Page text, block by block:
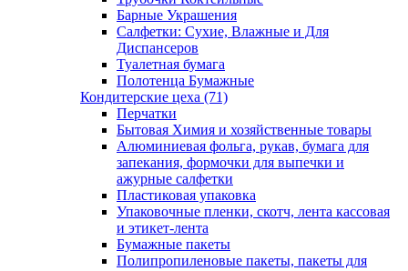
Барные Украшения
Салфетки: Сухие, Влажные и Для
Диспансеров
Туалетная бумага
Полотенца Бумажные
Кондитерские цеха (71)
Перчатки
Бытовая Химия и хозяйственные товары
Алюминиевая фольга, рукав, бумага для
запекания, формочки для выпечки и
ажурные салфетки
Пластиковая упаковка
Упаковочные пленки, скотч, лента кассовая
и этикет-лента
Бумажные пакеты
Полипропиленовые пакеты, пакеты для